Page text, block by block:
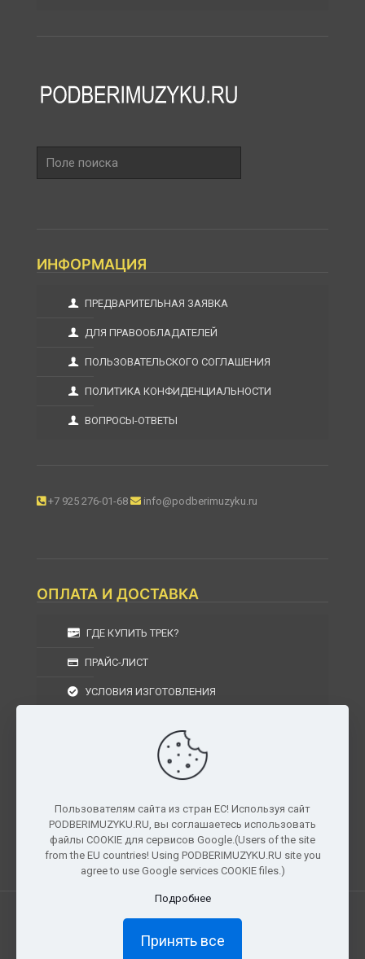
поиска
ИНФОРМАЦИЯ
ПРЕДВАРИТЕЛЬНАЯ ЗАЯВКА
ДЛЯ ПРАВООБЛАДАТЕЛЕЙ
ПОЛЬЗОВАТЕЛЬСКОГО СОГЛАШЕНИЯ
ПОЛИТИКА КОНФИДЕНЦИАЛЬНОСТИ
ВОПРОСЫ-ОТВЕТЫ
+7 925 276-01-68 info@podberimuzyku.ru
ОПЛАТА И ДОСТАВКА
ГДЕ КУПИТЬ ТРЕК?
ПРАЙС-ЛИСТ
УСЛОВИЯ ИЗГОТОВЛЕНИЯ
УСЛОВИЯ ВОЗВРАТА
г. Москва, Московская область, Центральный
федеральный округ, РФ, Россия
Все права защищены. © 2026 PODBERIMUZYKU.RU
Пользователям сайта из стран ЕС! Используя сайт
PODBERIMUZYKU.RU, вы соглашаетесь использовать
файлы COOKIE для сервисов Google.(Users of the site
from the EU countries! Using PODBERIMUZYKU.RU site you
agree to use Google services COOKIE files.)
Подробнее
Принять все